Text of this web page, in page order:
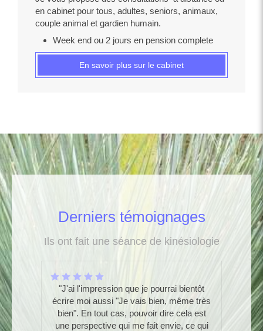
en cabinet pour tous, adultes, seniors, animaux,
couple animal et gardien humain.
Week end ou 2 jours en pension complete
En savoir plus sur le cabinet
Derniers témoignages
Ils ont fait une séance de kinésiologie
"J'ai l'impression que je pourrai bientôt
écrire moi aussi "Je vais bien, même très
bien". En tout cas, pouvoir dire cela est
une perspective qui me fait envie, ce qui